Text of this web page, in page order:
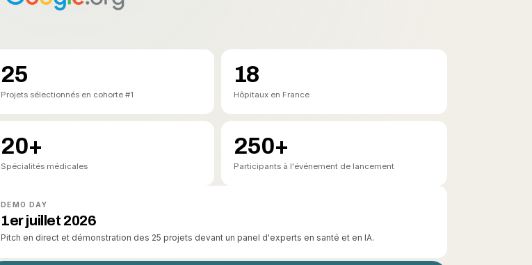
25
Projets sélectionnés en cohorte #1
18
Hôpitaux en France
20+
Spécialités médicales
250+
Participants à l'événement de lancement
DEMO DAY
1er juillet 2026
Pitch en direct et démonstration des 25 projets devant un panel d'experts en santé et en IA.